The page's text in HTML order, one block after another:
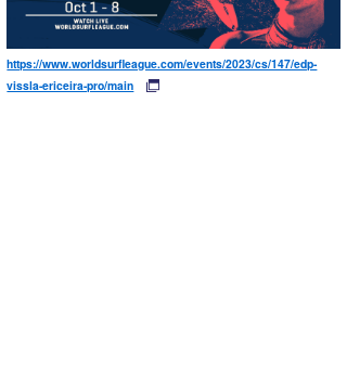
https://www.worldsurfleague.com/events/2023/cs/147/edp-
vissla-ericeira-pro/main